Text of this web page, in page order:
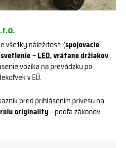
všetky náležitosti (spojovacie
–LED,vrátane držiakov
vozíka na prevádzku po
v EÚ.
pred prihlásením prívesu na
originality– podľa zákonov